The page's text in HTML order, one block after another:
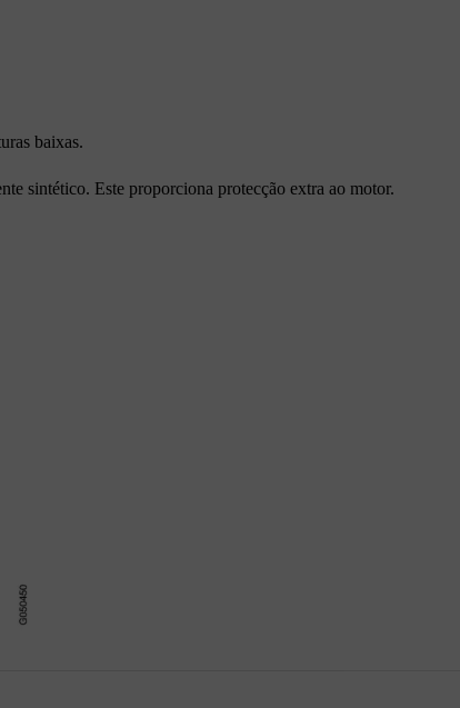
baixas.
sintético. Este proporciona protecção extra ao motor.